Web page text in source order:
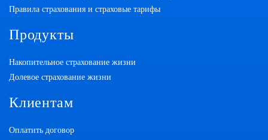
Правила страхования и страховые тарифы
Продукты
Накопительное страхование жизни
Долевое страхование жизни
Клиентам
Оплатить договор